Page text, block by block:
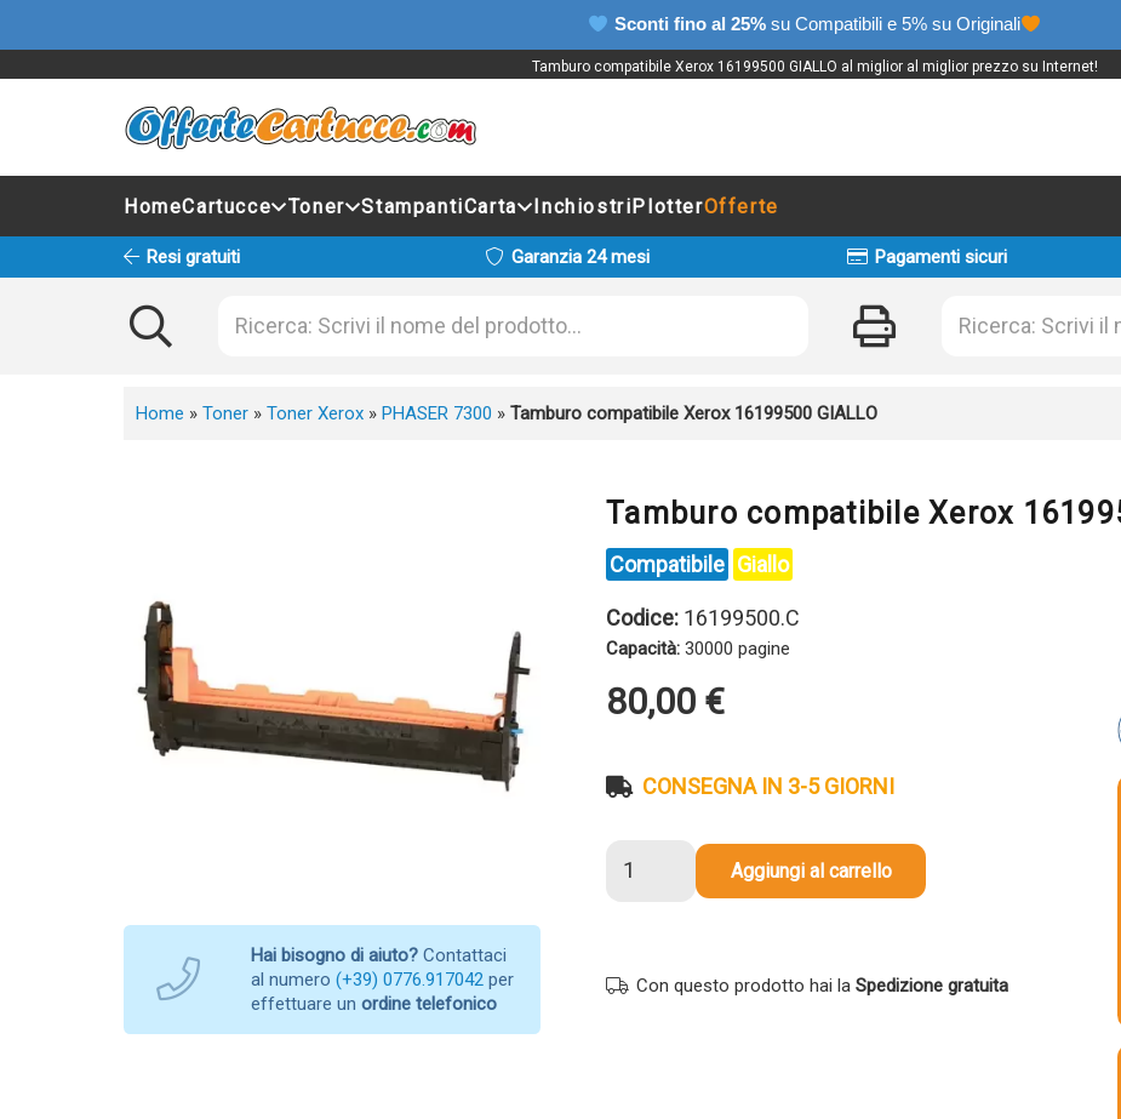
Sconti fino al 25% su Compatibili e 5% su Originali
Tamburo compatibile Xerox 16199500 GIALLO al miglior al miglior prezzo su Internet!
HomeCartucce Toner StampantiCarta InchiostriPlotterOfferte
Resi gratuiti Garanzia 24 mesi Pagamenti sicuri
Home » Toner » Toner Xerox » PHASER 7300 » Tamburo compatibile Xerox 16199500 GIALLO
Hai bisogno di aiuto? Contattaci
al numero (+39) 0776.917042 per
effettuare un ordine telefonico
Tamburo compatibile Xerox
Compatibile Giallo
Codice: 16199500.C
Capacità: 30000 pagine
80,00 €
CONSEGNA IN 3-5 GIORNI
compatibile
quantità
Aggiungi al carrello
Con questo prodotto hai la Spedizione gratuita